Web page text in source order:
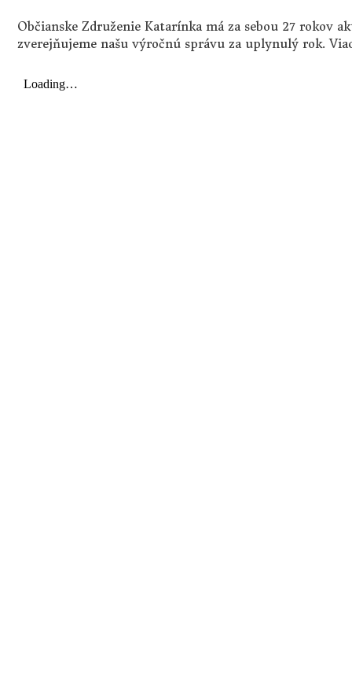
Občianske Združenie Katarínka má za sebou 27 rokov
zverejňujeme našu výročnú správu za uplynulý rok.